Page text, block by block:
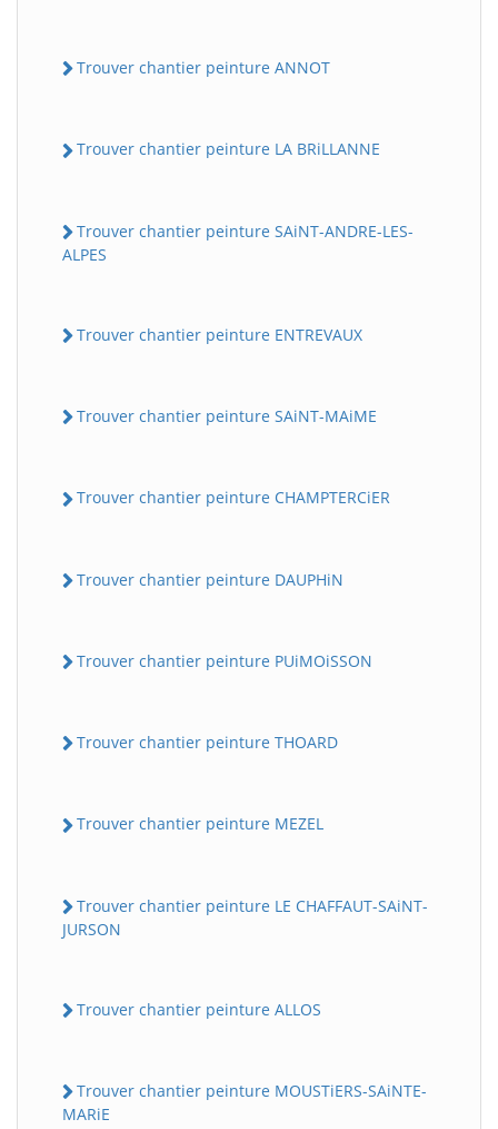
Trouver chantier peinture ANNOT
Trouver chantier peinture LA BRiLLANNE
Trouver chantier peinture SAiNT-ANDRE-LES-
ALPES
Trouver chantier peinture ENTREVAUX
Trouver chantier peinture SAiNT-MAiME
Trouver chantier peinture CHAMPTERCiER
Trouver chantier peinture DAUPHiN
Trouver chantier peinture PUiMOiSSON
Trouver chantier peinture THOARD
Trouver chantier peinture MEZEL
Trouver chantier peinture LE CHAFFAUT-SAiNT-
JURSON
Trouver chantier peinture ALLOS
Trouver chantier peinture MOUSTiERS-SAiNTE-
MARiE